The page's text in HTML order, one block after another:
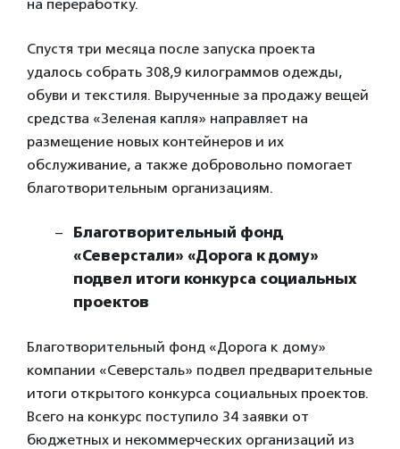
на переработку.
Спустя три месяца после запуска проекта
удалось собрать 308,9 килограммов одежды,
обуви и текстиля. Вырученные за продажу вещей
средства «Зеленая капля» направляет на
размещение новых контейнеров и их
обслуживание, а также добровольно помогает
благотворительным организациям.
Благотворительный фонд
«Северстали» «Дорога к дому»
подвел итоги конкурса социальных
проектов
Благотворительный фонд «Дорога к дому»
компании «Северсталь» подвел предварительные
итоги открытого конкурса социальных проектов.
Всего на конкурс поступило 34 заявки от
бюджетных и некоммерческих организаций из